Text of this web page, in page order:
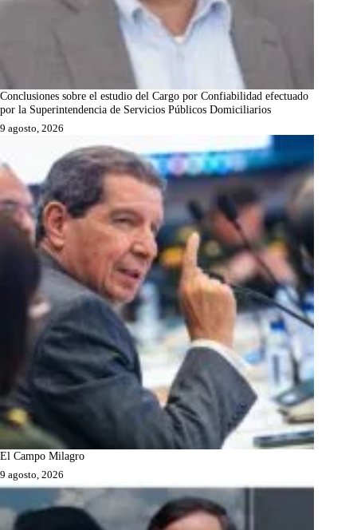
Conclusiones sobre el estudio del Cargo por Confiabilidad efectuado
por la Superintendencia de Servicios Públicos Domiciliarios
9 agosto, 2026
El Campo Milagro
9 agosto, 2026